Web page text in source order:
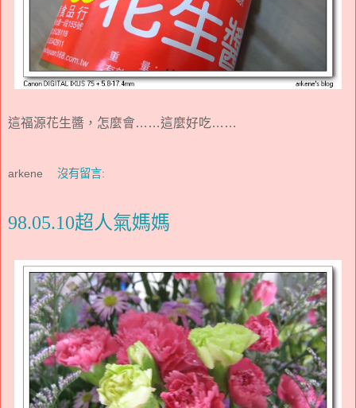
這福源花生醬，怎麼會……這麼好吃……
arkene 沒有留言:
98.05.10超人氣媽媽